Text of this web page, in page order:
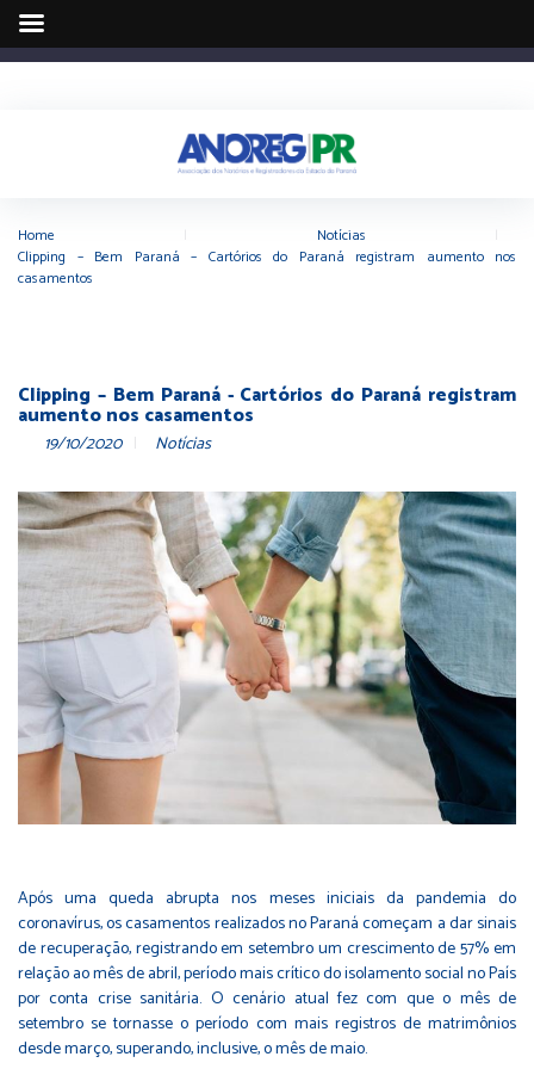
Home Notícias
Clipping – Bem Paraná – Cartórios do Paraná registram aumento nos
casamentos
Clipping – Bem Paraná - Cartórios do Paraná registram
aumento nos casamentos
19/10/2020 Notícias
Após uma queda abrupta nos meses iniciais da pandemia do
coronavírus, os casamentos realizados no Paraná começam a dar sinais
de recuperação, registrando em setembro um crescimento de 57% em
relação ao mês de abril, período mais crítico do isolamento social no País
por conta crise sanitária. O cenário atual fez com que o mês de
setembro se tornasse o período com mais registros de matrimônios
desde março, superando, inclusive, o mês de maio.